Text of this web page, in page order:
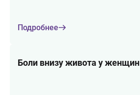
Подробнее
Боли внизу живота у женщин